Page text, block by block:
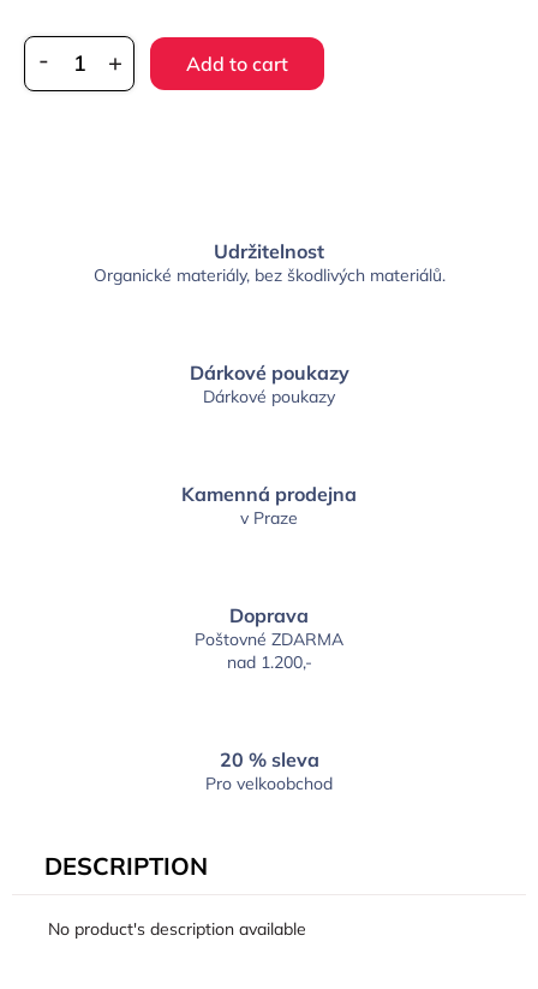
Add to cart
Udržitelnost
Organické materiály, bez škodlivých materiálů.
Dárkové poukazy
Dárkové poukazy
Kamenná prodejna
v Praze
Doprava
Poštovné ZDARMA
nad 1.200,-
20 % sleva
Pro velkoobchod
DESCRIPTION
No product's description available